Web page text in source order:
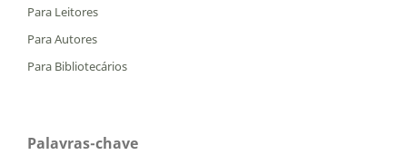
Para Leitores
Para Autores
Para Bibliotecários
Palavras-chave